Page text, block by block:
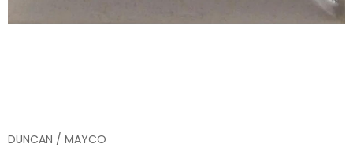
DUNCAN / MAYCO